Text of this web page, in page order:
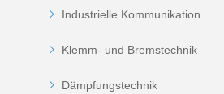
Industrielle Kommunikation
Klemm- und Bremstechnik
Dämpfungstechnik